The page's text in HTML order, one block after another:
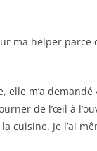
ma helper parce
m’a demandé
de l’œil à
Je l’ai